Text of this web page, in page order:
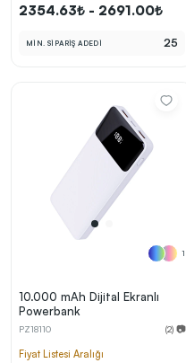
2354.63₺ - 2691.00₺
MİN. SİPARİŞ ADEDİ 25
1
10.000 mAh Dijital Ekranlı
Powerbank
PZ18110 (2) 📷
Fiyat Listesi Aralığı